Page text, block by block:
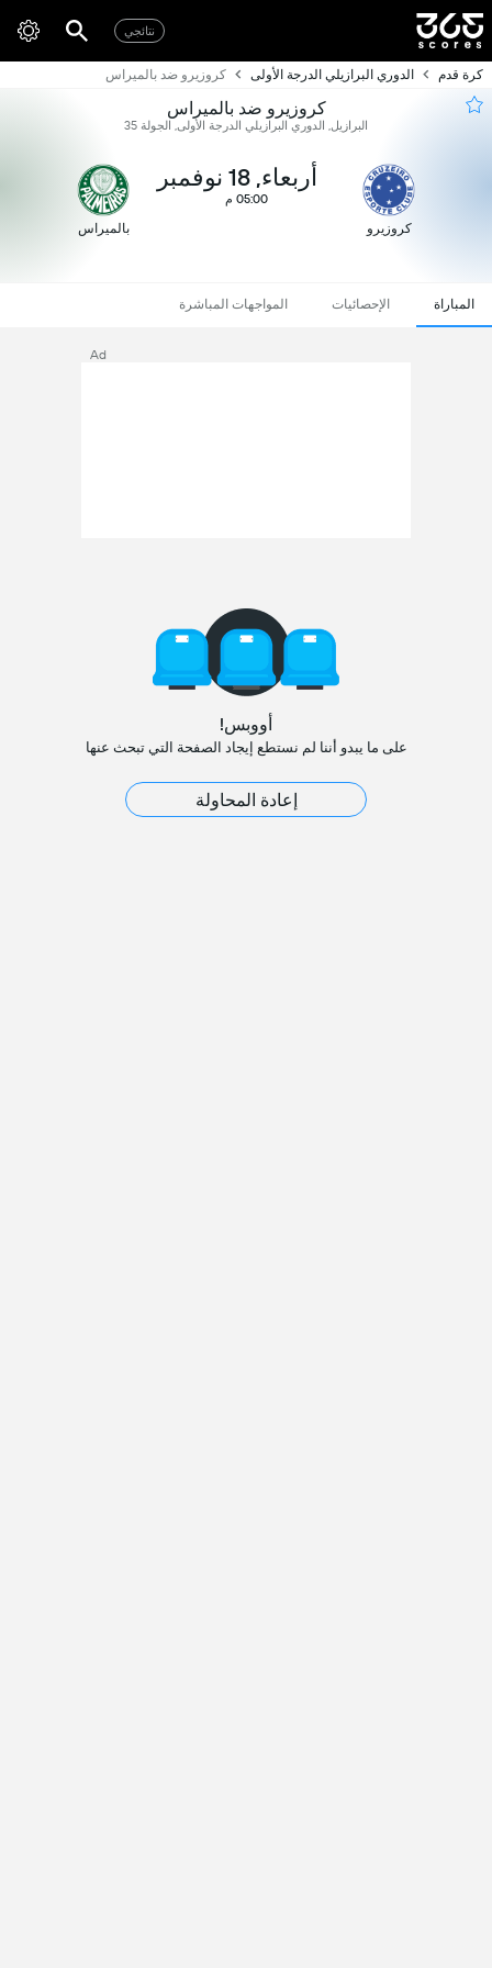
نتائجي
كرة قدم الدوري البرازيلي الدرجة الأولى كروزيرو ضد بالميراس
كروزيرو ضد بالميراس
البرازيل, الدوري البرازيلي الدرجة الأولى, الجولة 35
كروزيرو
أربعاء, 18 نوفمبر
05:00 م
بالميراس
المباراة الإحصائيات المواجهات المباشرة
Ad
أووبس!
على ما يبدو أننا لم نستطع إيجاد الصفحة التي تبحث عنها
إعادة المحاولة